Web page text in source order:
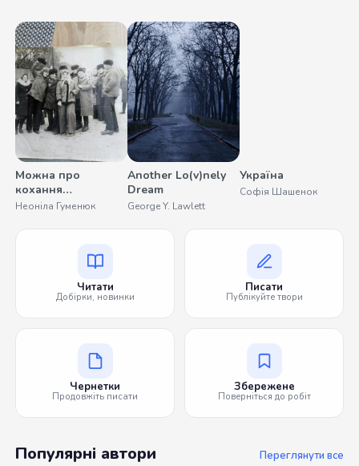
Можна про
кохання
помовчати
Неоніла Гуменюк
Another Lo(v)nely
Dream
George Y. Lawlett
Україна
Софія Шашенок
Читати
Добірки, новинки
Писати
Публікуйте твори
Чернетки
Продовжіть писати
Збережене
Поверніться до робіт
Популярні автори Переглянути все